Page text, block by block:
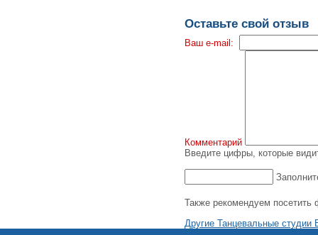
Оставьте свой отзыв
Ваш e-mail:
Комментарий
Введите цифры, которые
Также рекомендуем посетить
Другие Танцевальные студии